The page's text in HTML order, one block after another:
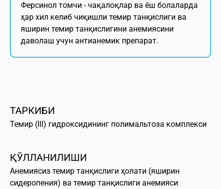
Ферсинол томчи - чақалоқлар ва ёш болаларда
ҳар хил келиб чиқишли темир танқислиги ва
яширин темир танқислигини анемиясини
даволаш учун антианемик препарат.
ТАРКИБИ
Темир (III) гидроксидининг полимальтоза комплекси
ҚЎЛЛАНИЛИШИ
Анемиясиз темир танқислиги ҳолати (яширин
сидеропения) ва темир танқислиги анемияси